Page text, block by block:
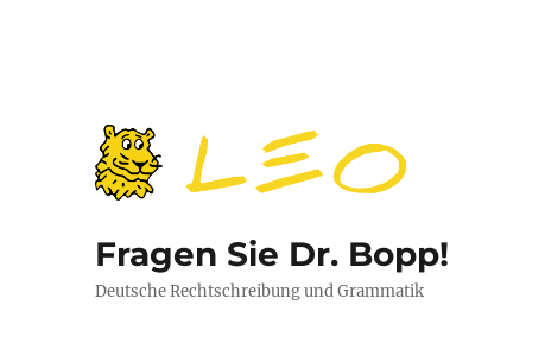
Fragen Sie Dr. Bopp!
Deutsche Rechtschreibung und Grammatik